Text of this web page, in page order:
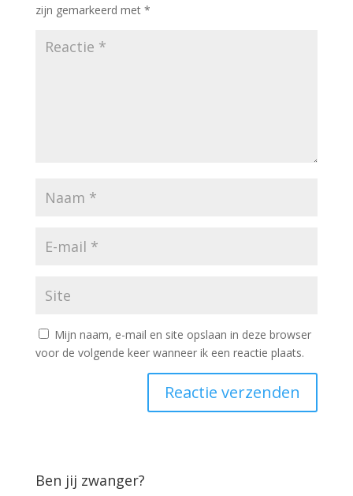
zijn gemarkeerd met *
Mijn naam, e-mail en site opslaan in deze browser
voor de volgende keer wanneer ik een reactie plaats.
Ben jij zwanger?